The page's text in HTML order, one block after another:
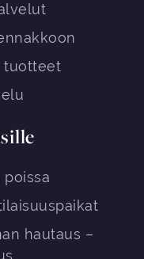
tuotteet
hautaus –